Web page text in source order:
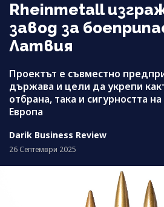
Rheinmetall
завод за
Латвия
Проектът е съвместно
държава и цели да укрепи
отбрана, така и сигурността
Европа
Darik Business Review
26 Септември 2025